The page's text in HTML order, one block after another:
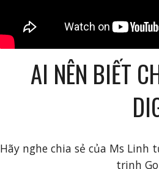
AI NÊN BIẾT
Hãy nghe chia sẻ của Ms
trinh